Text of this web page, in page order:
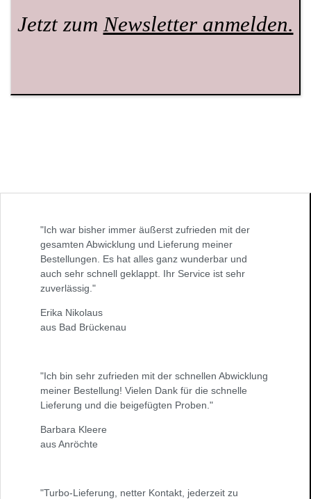
Jetzt zumNewsletter anmelden.
"Ich war bisher immer äußerst zufrieden mit der
gesamten Abwicklung und Lieferung meiner
Bestellungen. Es hat alles ganz wunderbar und
auch sehr schnell geklappt. Ihr Service ist sehr
zuverlässig."
Erika Nikolaus
aus Bad Brückenau
"Ich bin sehr zufrieden mit der schnellen Abwicklung
meiner Bestellung! Vielen Dank für die schnelle
Lieferung und die beigefügten Proben."
Barbara Kleere
aus Anröchte
"Turbo-Lieferung, netter Kontakt, jederzeit zu